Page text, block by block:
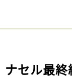
ナセル最